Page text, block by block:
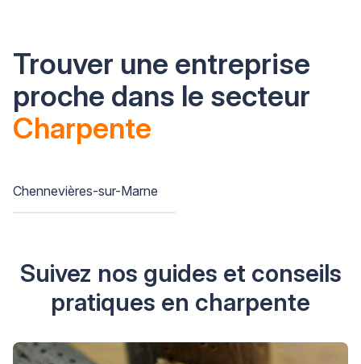
Trouver une entreprise
proche dans le secteur
Charpente
Chennevières-sur-Marne
Suivez nos guides et conseils
pratiques en charpente